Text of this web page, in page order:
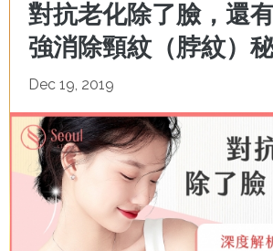
對抗老化除了臉，還
強消除頸紋（脖紋）秘
Dec 19, 2019